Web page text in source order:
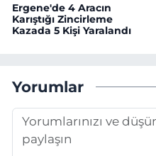
Ergene'de 4 Aracın
Karıştığı Zincirleme
Kazada 5 Kişi Yaralandı
Yorumlar